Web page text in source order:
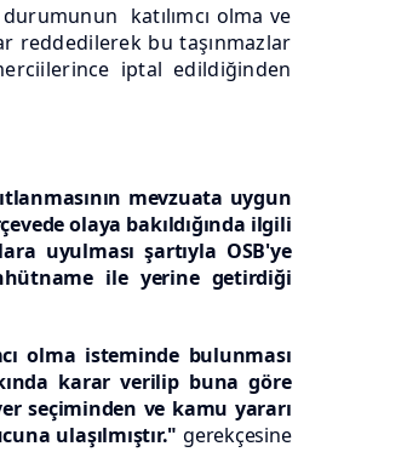
katılımcı olma ve
reddedilerek bu taşınmazlar
iptal edildiğinden
mevzuata uygun
olaya bakıldığında ilgili
uyulması şartıyla OSB'ye
ile yerine getirdiği
olma isteminde bulunması
karar verilip buna göre
seçiminden ve kamu yararı
ulaşılmıştır." gerekçesine